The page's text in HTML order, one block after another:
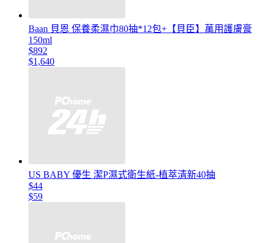
Baan 貝恩 保養柔濕巾80抽*12包+【貝臣】萬用護膚膏
150ml
$892
$1,640
US BABY 優生 潔P濕式衛生紙-植萃清新40抽
$44
$59